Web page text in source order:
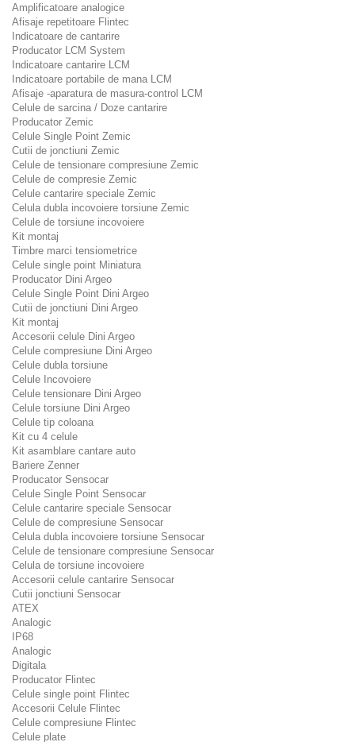
Amplificatoare analogice
Afisaje repetitoare Flintec
Indicatoare de cantarire
Producator LCM System
Indicatoare cantarire LCM
Indicatoare portabile de mana LCM
Afisaje -aparatura de masura-control LCM
Celule de sarcina / Doze cantarire
Producator Zemic
Celule Single Point Zemic
Cutii de jonctiuni Zemic
Celule de tensionare compresiune Zemic
Celule de compresie Zemic
Celule cantarire speciale Zemic
Celula dubla incovoiere torsiune Zemic
Celule de torsiune incovoiere
Kit montaj
Timbre marci tensiometrice
Celule single point Miniatura
Producator Dini Argeo
Celule Single Point Dini Argeo
Cutii de jonctiuni Dini Argeo
Kit montaj
Accesorii celule Dini Argeo
Celule compresiune Dini Argeo
Celule dubla torsiune
Celule Incovoiere
Celule tensionare Dini Argeo
Celule torsiune Dini Argeo
Celule tip coloana
Kit cu 4 celule
Kit asamblare cantare auto
Bariere Zenner
Producator Sensocar
Celule Single Point Sensocar
Celule cantarire speciale Sensocar
Celule de compresiune Sensocar
Celula dubla incovoiere torsiune Sensocar
Celule de tensionare compresiune Sensocar
Celula de torsiune incovoiere
Accesorii celule cantarire Sensocar
Cutii jonctiuni Sensocar
ATEX
Analogic
IP68
Analogic
Digitala
Producator Flintec
Celule single point Flintec
Accesorii Celule Flintec
Celule compresiune Flintec
Celule plate